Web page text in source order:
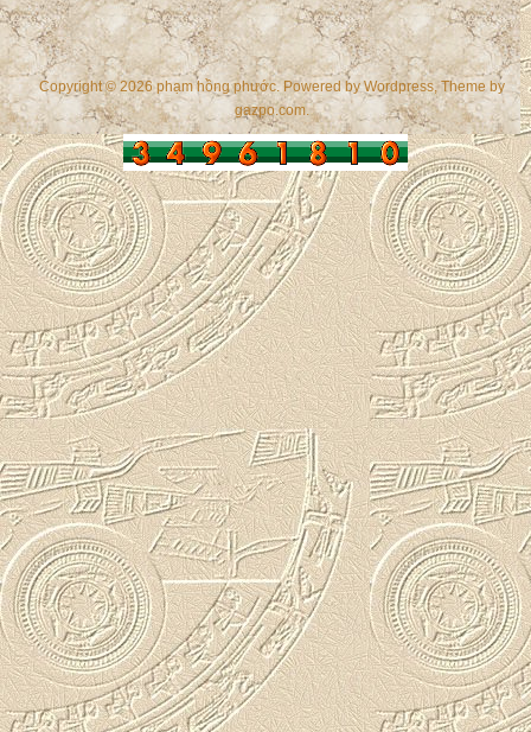
Copyright © 2026 phạm hồng phước. Powered byWordpress , Theme by
gazpo.com.